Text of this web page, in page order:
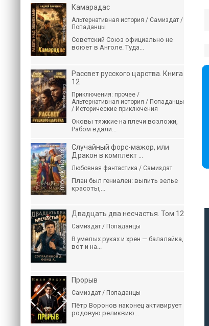
Камарадас
Альтернативная история / Самиздат /
Попаданцы
Советский Союз официально не
воюет в Анголе. Туда...
Рассвет русского царства. Книга
12
Приключения: прочее /
Альтернативная история / Попаданцы
/ Исторические приключения
Оковы тяжкие на плечи возложи,
Рабом вдали...
Случайный форс-мажор, или
Дракон в комплект ...
Любовная фантастика / Самиздат
План был гениален: выпить зелье
красоты,...
Двадцать два несчастья. Том 12
Самиздат / Попаданцы
В умелых руках и хрен — балалайка,
вот и на...
Прорыв
Самиздат / Попаданцы
Пётр Воронов наконец активирует
родовую реликвию...